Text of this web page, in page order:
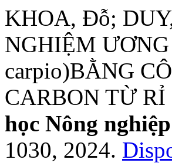
KHOA, Đỗ;
NGHIỆM
carpio)BẰNG
CARBON TỪ
học Nông
1030, 2024.